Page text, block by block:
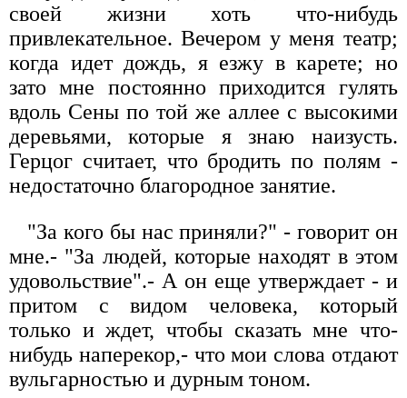
своей жизни хоть что-нибудь
привлекательное. Вечером у меня театр;
когда идет дождь, я езжу в карете; но
зато мне постоянно приходится гулять
вдоль Сены по той же аллее с высокими
деревьями, которые я знаю наизусть.
Герцог считает, что бродить по полям -
недостаточно благородное занятие.
"За кого бы нас приняли?" - говорит он
мне.- "За людей, которые находят в этом
удовольствие".- А он еще утверждает - и
притом с видом человека, который
только и ждет, чтобы сказать мне что-
нибудь наперекор,- что мои слова отдают
вульгарностью и дурным тоном.